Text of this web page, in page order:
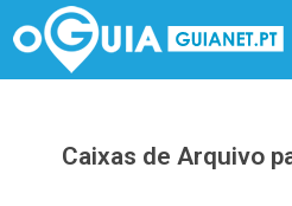
Caixas de Arquivo